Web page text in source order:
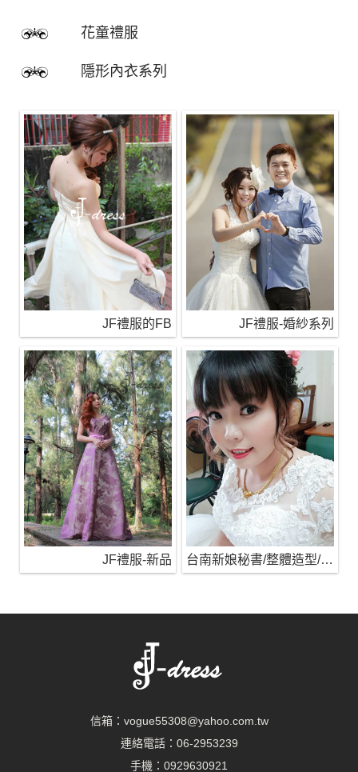
花童禮服
隱形內衣系列
JF禮服的FB JF禮服-婚紗系列
JF禮服-新品 台南新娘秘書/整體造型/蒂芬妮保養 時尚彩妝
信箱： vogue55308@yahoo.com.tw
連絡電話： 06-2953239
手機： 0929630921